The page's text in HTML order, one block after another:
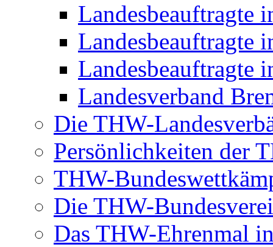
Landesbeauftragte
Landesbeauftragte
Landesbeauftragte
Landesverband
Die THW-
Persönlichkeiten der
THW-
Die THW-
Das THW-Ehrenmal